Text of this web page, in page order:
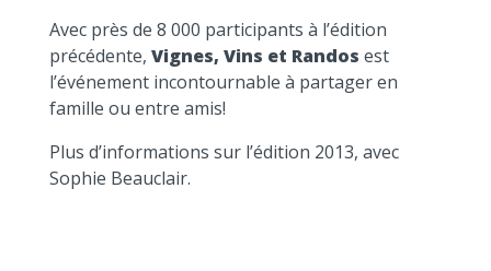
Avec près de 8 000 participants à l’édition
précédente, Vignes, Vins et Randos est
l’événement incontournable à partager en
famille ou entre amis!
Plus d’informations sur l’édition 2013, avec
Sophie Beauclair.